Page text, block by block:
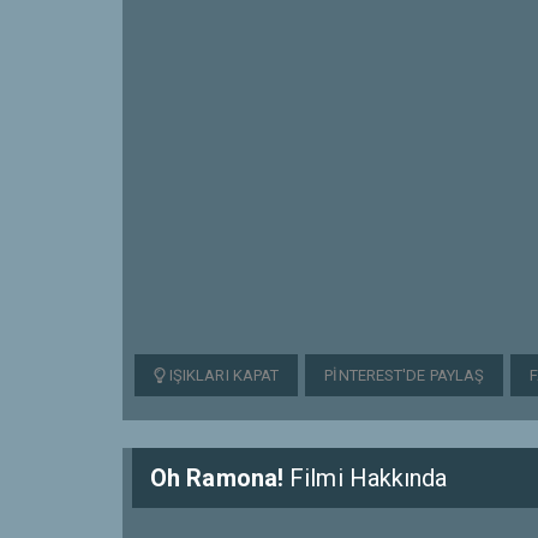
IŞIKLARI KAPAT PINTEREST'DE PAYLAŞ
Oh Ramona! Filmi Hakkında